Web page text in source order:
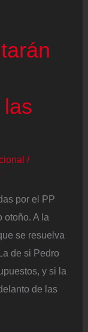
/
por el PP
otoño. A la
se resuelva
de si Pedro
y si la
de las